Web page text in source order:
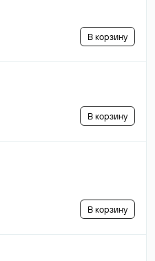
В корзину
В корзину
В корзину